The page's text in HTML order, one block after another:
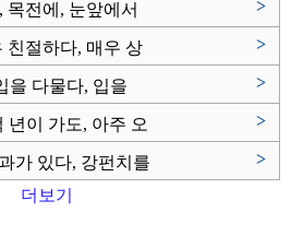
목전에, 눈앞에서 >
친절하다, 매우 상
>
을 다물다, 입을
>
년이 가도, 아주 오
>
가 있다, 강펀치를
>
더보기